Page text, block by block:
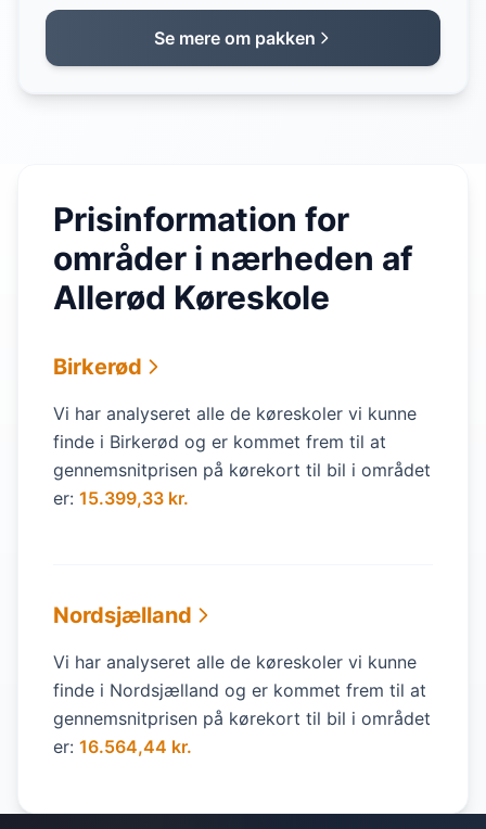
Se mere om pakken
Prisinformation for
områder i nærheden af
Allerød Køreskole
Birkerød
Vi har analyseret alle de køreskoler vi kunne
finde i Birkerød og er kommet frem til at
gennemsnitprisen på kørekort til bil i området
er: 15.399,33 kr.
Nordsjælland
Vi har analyseret alle de køreskoler vi kunne
finde i Nordsjælland og er kommet frem til at
gennemsnitprisen på kørekort til bil i området
er: 16.564,44 kr.